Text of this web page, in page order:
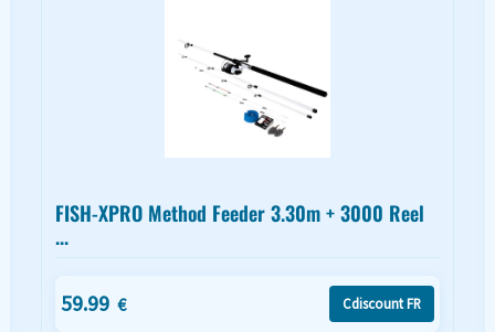
FISH-XPRO Method Feeder 3.30m + 3000 Reel
...
59.99 € Cdiscount FR